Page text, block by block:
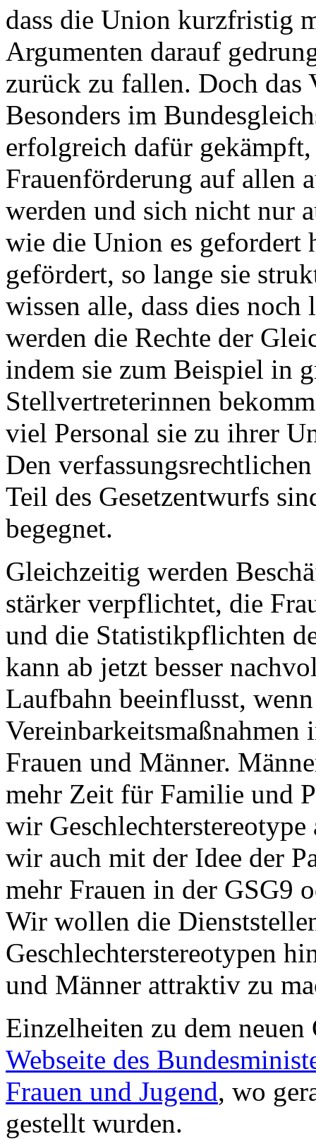
dass die Union kurzfristig
Argumenten darauf
zurück zu fallen. Doch das
Besonders im
erfolgreich dafür gekämpft,
Frauenförderung auf allen
werden und sich nicht nur
wie die Union es gefordert
gefördert, so lange sie
wissen alle, dass dies
werden die Rechte der
indem sie zum Beispiel in
Stellvertreterinnen
viel Personal sie zu ihrer
Den
Teil des Gesetzentwurfs
begegnet.
Gleichzeitig werden
stärker verpflichtet, die
und die Statistikpflichten
kann ab jetzt besser
Laufbahn beeinflusst,
Frauen und Männer.
mehr Zeit für Familie und
wir
wir auch mit der Idee der
mehr Frauen in der GSG9
Wir wollen die
Geschlechterstereotypen
und Männer attraktiv zu
Einzelheiten zu dem
Webseite des
Frauen und Jugend, wo
gestellt wurden.